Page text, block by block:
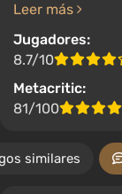
Leer más
Jugadores:
8.7/10
Metacritic:
81/100
similares